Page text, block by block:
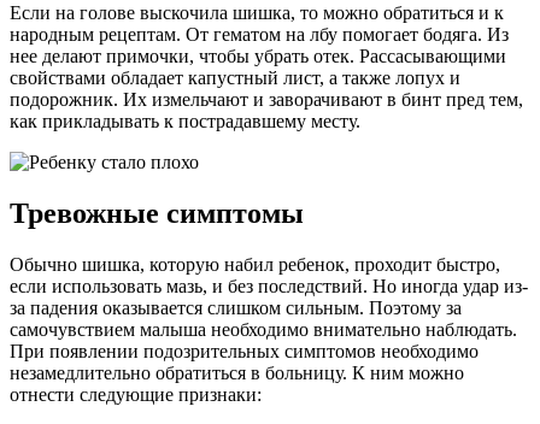
Если на голове выскочила шишка, то можно обратиться и к
народным рецептам. От гематом на лбу помогает бодяга. Из
нее делают примочки, чтобы убрать отек. Рассасывающими
свойствами обладает капустный лист, а также лопух и
подорожник. Их измельчают и заворачивают в бинт пред тем,
как прикладывать к пострадавшему месту.
Тревожные симптомы
Обычно шишка, которую набил ребенок, проходит быстро,
если использовать мазь, и без последствий. Но иногда удар из-
за падения оказывается слишком сильным. Поэтому за
самочувствием малыша необходимо внимательно наблюдать.
При появлении подозрительных симптомов необходимо
незамедлительно обратиться в больницу. К ним можно
отнести следующие признаки: